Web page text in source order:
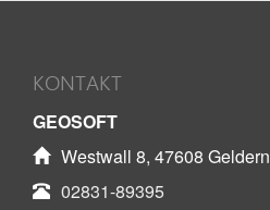
KONTAKT
GEOSOFT
Westwall 8, 47608 Geldern
02831-89395